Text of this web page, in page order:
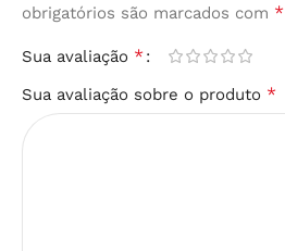
obrigatórios são marcados com *
Sua avaliação *
Sua avaliação sobre o produto *